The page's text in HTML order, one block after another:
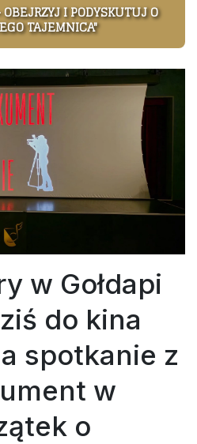
I PODYSKUTUJ O
TAJEMNICA"
w Gołdapi
do kina
spotkanie z
w
o